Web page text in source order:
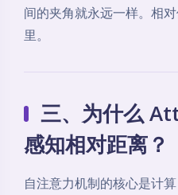
间的夹角就永远一样。相
里。
三、为什么
感知相对距离？
自注意力机制的核心是计